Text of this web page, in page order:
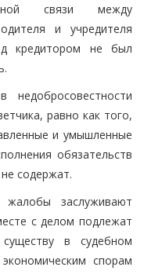
связи между
и учредителя
кредитором не был
недобросовестности
равно как того,
и умышленные
обязательств
содержат.
жалобы заслуживают
с делом подлежат
в судебном
спорам